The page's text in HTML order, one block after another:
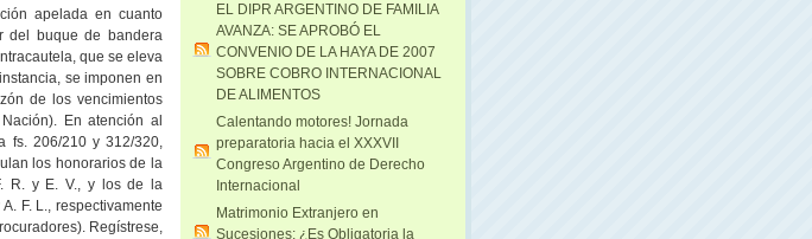
apelada en cuanto
del buque de bandera
que se eleva
se imponen en
de los vencimientos
). En atención al
fs. 206/210 y 312/320,
los honorarios de la
R. y E. V., y los de la
F. L., respectivamente
Regístrese,
EL DIPR ARGENTINO DE FAMILIA
AVANZA: SE APROBÓ EL
CONVENIO DE LA HAYA DE 2007
SOBRE COBRO INTERNACIONAL
DE ALIMENTOS
Calentando motores! Jornada
preparatoria hacia el XXXVII
Congreso Argentino de Derecho
Internacional
Matrimonio Extranjero en
Sucesiones: ¿Es Obligatoria la